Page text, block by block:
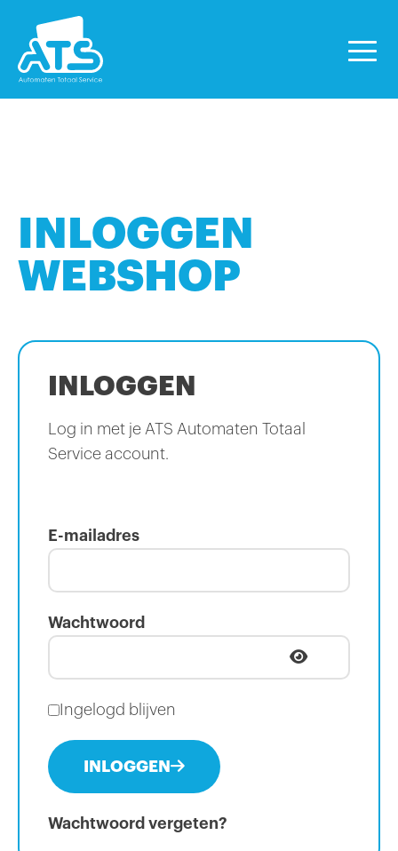
INLOGGEN
WEBSHOP
INLOGGEN
Log in met je ATS Automaten Totaal
Service account.
E-mailadres
Wachtwoord
Ingelogd blijven
INLOGGEN
Wachtwoord vergeten?